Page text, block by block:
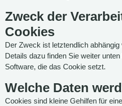
Zweck der
Cookies
Der Zweck ist letztendlich
Details dazu finden Sie weiter
Software, die das Cookie setzt.
Welche Daten
Cookies sind kleine Gehilfen für